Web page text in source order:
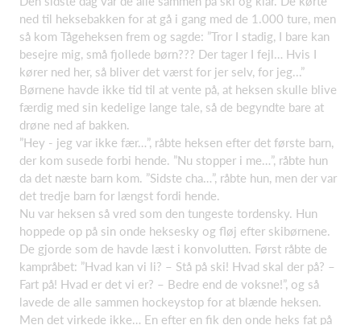
ned til heksebakken for at gå i gang med de 1.000 ture, men
så kom Tågeheksen frem og sagde: ”Tror I stadig, I bare kan
besejre mig, små fjollede børn??? Der tager I fejl… Hvis I
kører ned her, så bliver det værst for jer selv, for jeg...”
Børnene havde ikke tid til at vente på, at heksen skulle blive
færdig med sin kedelige lange tale, så de begyndte bare at
drøne ned af bakken.
”Hey - jeg var ikke fær…”, råbte heksen efter det første barn,
der kom susede forbi hende. ”Nu stopper i me…”, råbte hun
da det næste barn kom. ”Sidste cha…”, råbte hun, men der var
det tredje barn for længst fordi hende.
Nu var heksen så vred som den tungeste tordensky. Hun
hoppede op på sin onde heksesky og fløj efter skibørnene.
De gjorde som de havde læst i konvolutten. Først råbte de
kampråbet: ”Hvad kan vi li? – Stå på ski! Hvad skal der på? –
Fart på! Hvad er det vi er? – Bedre end de voksne!”, og så
lavede de alle sammen hockeystop for at blænde heksen.
Men det virkede ikke… En efter en fik den onde heks fat på